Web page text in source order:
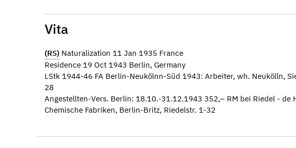
Vita
(RS) Naturalization 11 Jan 1935 France
Residence 19 Oct 1943 Berlin, Germany
LStk 1944-46 FA Berlin-Neukölnn-Süd 1943: Arbeiter, wh. Neukölln,
28
Angestellten-Vers. Berlin: 18.10.-31.12.1943 352,– RM bei Riedel - de
Chemische Fabriken, Berlin-Britz, Riedelstr. 1-32